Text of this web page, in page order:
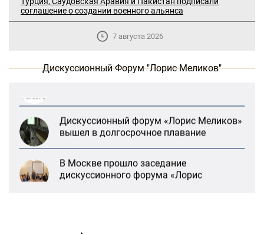
соглашение о создании военного альянса
7 августа 2026
Дискуссионный Форум "Лорис Меликов"
дискуссионного форума «Лорис
Меликов» на тему: «ООН и
предотвращение геноцидов»
«Лорис Меликов» начинает свою
Дискуссионный форум «Лорис Меликов»
вышел в долгосрочное плавание
В Москве прошло заседание
дискуссионного форума «Лорис
Меликов» на тему: «ООН и
деятельность